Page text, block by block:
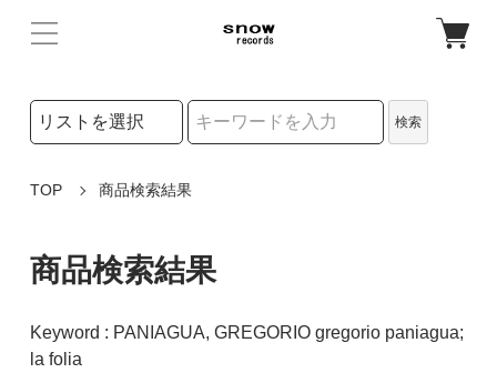
検索リストの選択
検索
TOP 商品検索結果
商品検索結果
Keyword : PANIAGUA, GREGORIO gregorio paniagua;
la folia